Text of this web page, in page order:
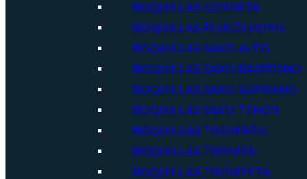
BOQUILLAS CORNETA
BOQUILLAS FLUGELHORN
BOQUILLAS SAXO ALTO
BOQUILLAS SAXO BARÍTONO
BOQUILLAS SAXO SOPRANO
BOQUILLAS SAXO TENOR
BOQUILLAS TROMBÓN
BOQUILLAS TROMPA
BOQUILLAS TROMPETA